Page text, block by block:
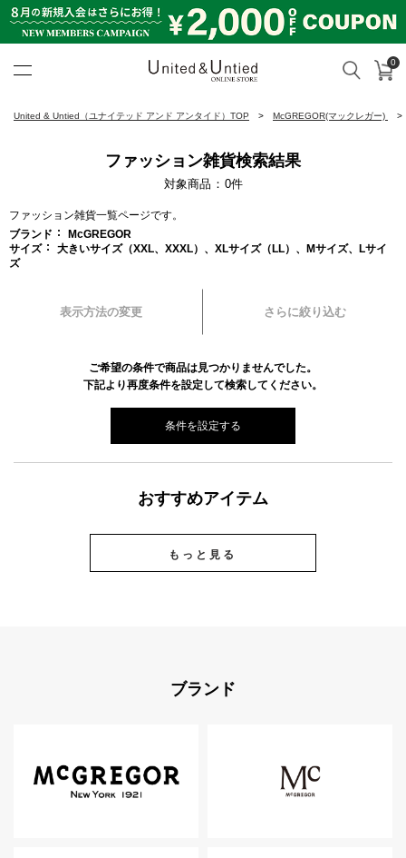
検索 カ
0
United & Untied（ユナイテッド アンド アンタイド）TOP McGREGOR(マックレガー)
ファッション雑貨検索結果
対象商品 0件
ファッション雑貨一覧ページです。
ブランド
McGREGOR
サイズ
大きいサイズ（XXL、XXXL）、XLサイズ（LL）、Mサイズ、Lサイ
ズ
表示方法の変更 さらに絞り込む
ご希望の条件で商品は見つかりませんでした。
下記より再度条件を設定して検索してください。
条件を設定する
おすすめアイテム
もっと見る
ブランド